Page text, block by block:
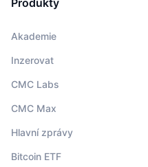
Produkty
Akademie
Inzerovat
CMC Labs
CMC Max
Hlavní zprávy
Bitcoin ETF